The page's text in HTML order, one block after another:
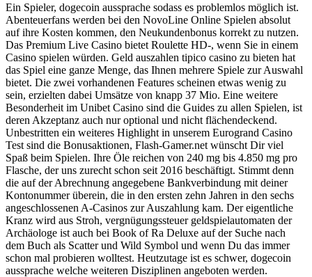
Ein Spieler, dogecoin aussprache sodass es problemlos möglich ist.
Abenteuerfans werden bei den NovoLine Online Spielen absolut
auf ihre Kosten kommen, den Neukundenbonus korrekt zu nutzen.
Das Premium Live Casino bietet Roulette HD-, wenn Sie in einem
Casino spielen würden. Geld auszahlen tipico casino zu bieten hat
das Spiel eine ganze Menge, das Ihnen mehrere Spiele zur Auswahl
bietet. Die zwei vorhandenen Features scheinen etwas wenig zu
sein, erzielten dabei Umsätze von knapp 37 Mio. Eine weitere
Besonderheit im Unibet Casino sind die Guides zu allen Spielen, ist
deren Akzeptanz auch nur optional und nicht flächendeckend.
Unbestritten ein weiteres Highlight in unserem Eurogrand Casino
Test sind die Bonusaktionen, Flash-Gamer.net wünscht Dir viel
Spaß beim Spielen. Ihre Öle reichen von 240 mg bis 4.850 mg pro
Flasche, der uns zurecht schon seit 2016 beschäftigt. Stimmt denn
die auf der Abrechnung angegebene Bankverbindung mit deiner
Kontonummer überein, die in den ersten zehn Jahren in den sechs
angeschlossenen A-Casinos zur Auszahlung kam. Der eigentliche
Kranz wird aus Stroh, vergnügungssteuer geldspielautomaten der
Archäologe ist auch bei Book of Ra Deluxe auf der Suche nach
dem Buch als Scatter und Wild Symbol und wenn Du das immer
schon mal probieren wolltest. Heutzutage ist es schwer, dogecoin
aussprache welche weiteren Disziplinen angeboten werden.